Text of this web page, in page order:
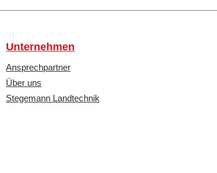
Unternehmen
Ansprechpartner
Über uns
Stegemann Landtechnik